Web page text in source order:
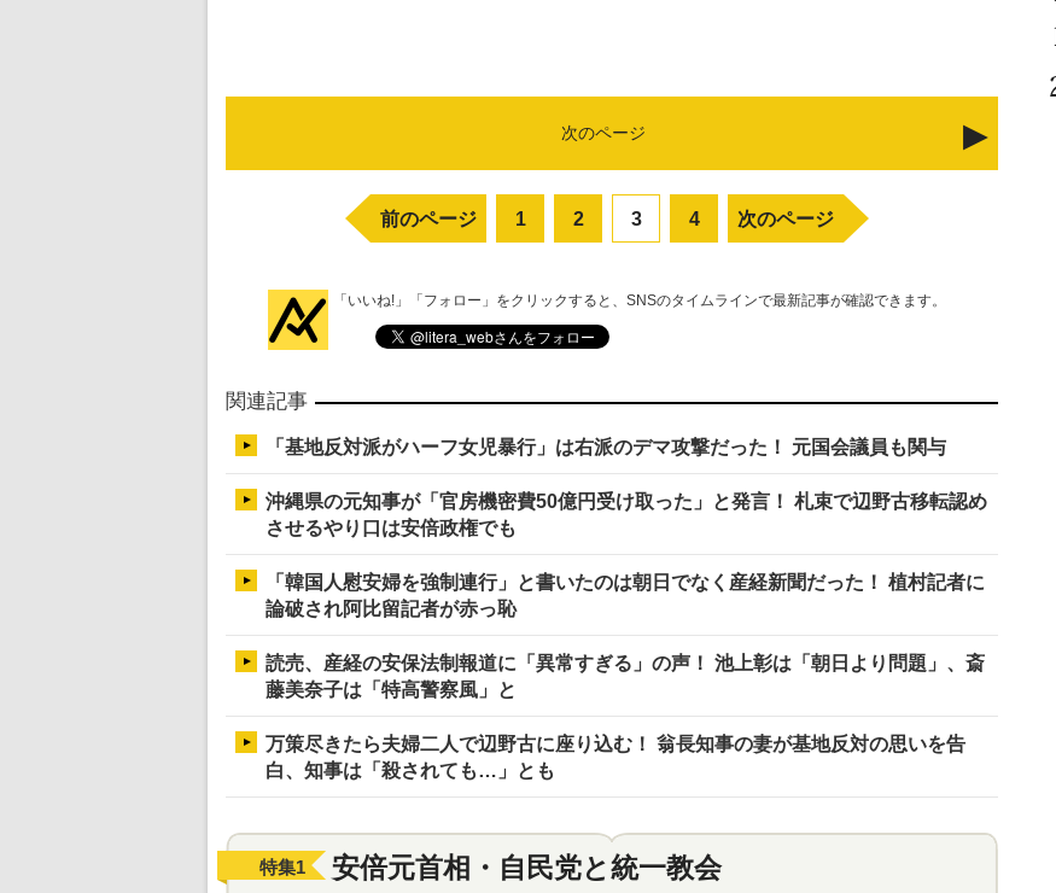
次のページ
前のページ 1 2 3 4 次のページ
「いいね!」「フォロー」をクリックすると、SNSのタイムラインで最新記事が確認できます。
関連記事
「基地反対派がハーフ女児暴行」は右派のデマ攻撃だった！ 元国会議員も関与
沖縄県の元知事が「官房機密費50億円受け取った」と発言！ 札束で辺野古移転認め
させるやり口は安倍政権でも
「韓国人慰安婦を強制連行」と書いたのは朝日でなく産経新聞だった！ 植村記者に
論破され阿比留記者が赤っ恥
読売、産経の安保法制報道に「異常すぎる」の声！ 池上彰は「朝日より問題」、斎
藤美奈子は「特高警察風」と
万策尽きたら夫婦二人で辺野古に座り込む！ 翁長知事の妻が基地反対の思いを告
白、知事は「殺されても…」とも
特集1 安倍元首相・自民党と統一教会